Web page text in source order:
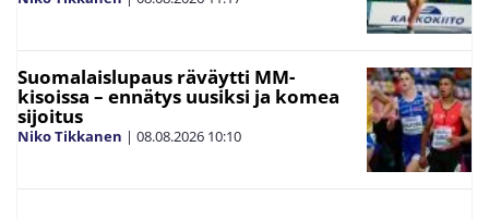
Suomalaislupaus räväytti MM-
kisoissa – ennätys uusiksi ja komea
sijoitus
Niko Tikkanen | 08.08.2026 10:10